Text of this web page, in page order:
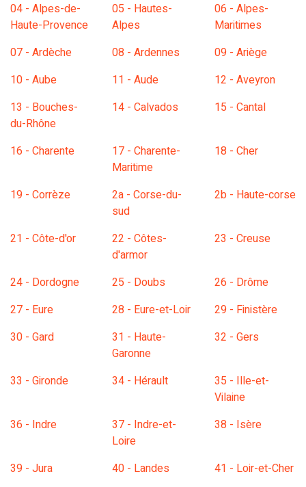
04 - Alpes-de-
Haute-Provence
05 - Hautes-
Alpes
06 - Alpes-
Maritimes
07 - Ardèche
08 - Ardennes
09 - Ariège
10 - Aube
11 - Aude
12 - Aveyron
13 - Bouches-
du-Rhône
14 - Calvados 15 - Cantal
16 - Charente
17 - Charente-
Maritime
18 - Cher
19 - Corrèze
2a - Corse-du-
sud
2b - Haute-corse
21 - Côte-d'or
22 - Côtes-
d'armor
23 - Creuse
24 - Dordogne 25 - Doubs
26 - Drôme
27 - Eure
28 - Eure-et-Loir
29 - Finistère
30 - Gard
31 - Haute-
Garonne
32 - Gers
33 - Gironde 34 - Hérault
35 - Ille-et-
Vilaine
36 - Indre
37 - Indre-et-
Loire
38 - Isère
39 - Jura 40 - Landes
41 - Loir-et-Cher